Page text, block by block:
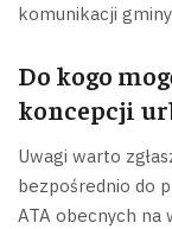
komunikacji
Do kogo
koncepcji
Uwagi warto
bezpośrednio do
ATA obecnych na